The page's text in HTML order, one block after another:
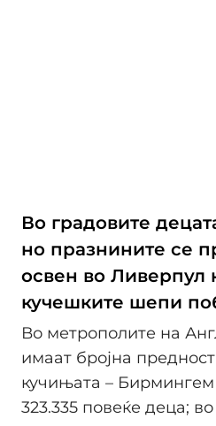
Во градовите
но празнините се
освен во Ливерпул
кучешките шепи
Во метрополите на
имаат бројна
кучињата –
323.335 повеќе деца;